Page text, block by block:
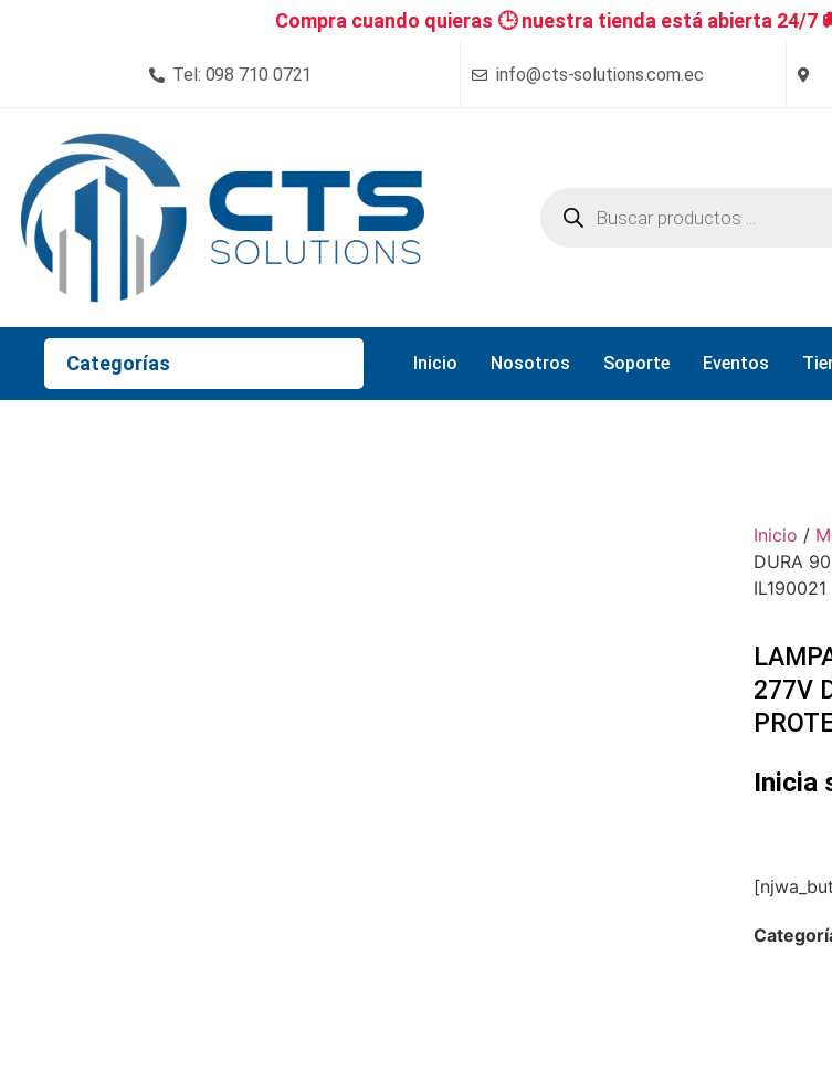
Compra cuando quieras 🕒 nuestra tienda está abierta 24/7
Tel: 098 710 0721 info@cts-solutions.com.ec
Categorías Inicio Nosotros Soporte Eventos
Inicio /
DURA
IL190021
277V
Inicia